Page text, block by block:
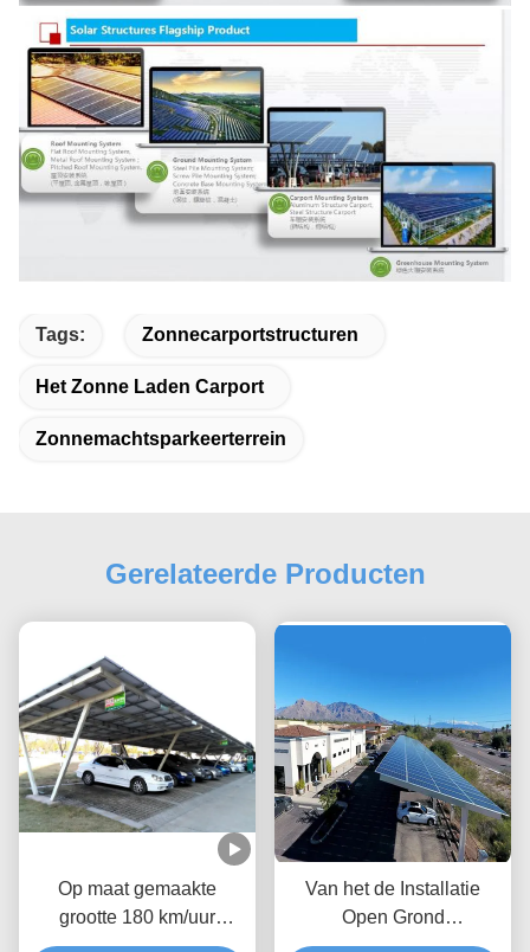
Tags: Zonnecarportstructuren
Het Zonne Laden Carport
Zonnemachtsparkeerterrein
Gerelateerde Producten
Op maat gemaakte
grootte 180 km/uur
windsnelheid PV-paneel
Van het de Installatie
Open Grond
Geanodiseerde